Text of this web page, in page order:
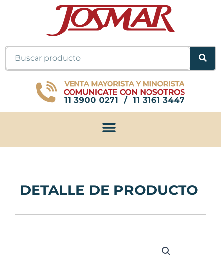
Buscar
DETALLE DE PRODUCTO